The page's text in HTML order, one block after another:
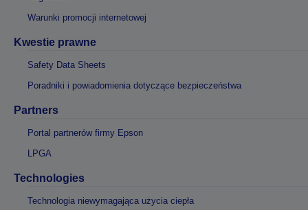
Warunki promocji internetowej
Kwestie prawne
Safety Data Sheets
Poradniki i powiadomienia dotyczące bezpieczeństwa
Partners
Portal partnerów firmy Epson
LPGA
Technologies
Technologia niewymagająca użycia ciepła